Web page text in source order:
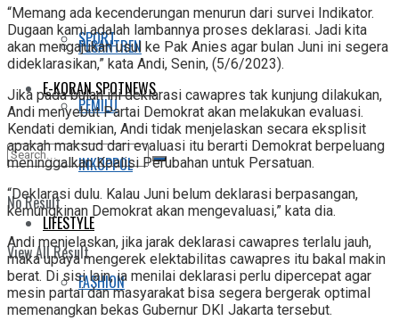
SPORT
E-KORAN SPOTNEWS
No Result
View All Result
PESANTREN
PEMILU
INKOPPOL
LIFESTYLE
FASHION
“Memang ada kecenderungan menurun dari survei Indikator.
Dugaan kami adalah lambannya proses deklarasi. Jadi kita
akan mengajukan usul ke Pak Anies agar bulan Juni ini segera
dideklarasikan,” kata Andi, Senin, (5/6/2023).
Jika pada bulan ini deklarasi cawapres tak kunjung dilakukan,
Andi menyebut Partai Demokrat akan melakukan evaluasi.
Kendati demikian, Andi tidak menjelaskan secara eksplisit
apakah maksud dari evaluasi itu berarti Demokrat berpeluang
meninggalkan Koalisi Perubahan untuk Persatuan.
“Deklarasi dulu. Kalau Juni belum deklarasi berpasangan,
kemungkinan Demokrat akan mengevaluasi,” kata dia.
Andi menjelaskan, jika jarak deklarasi cawapres terlalu jauh,
maka upaya mengerek elektabilitas cawapres itu bakal makin
berat. Di sisi lain, ia menilai deklarasi perlu dipercepat agar
mesin partai dan masyarakat bisa segera bergerak optimal
memenangkan bekas Gubernur DKI Jakarta tersebut.